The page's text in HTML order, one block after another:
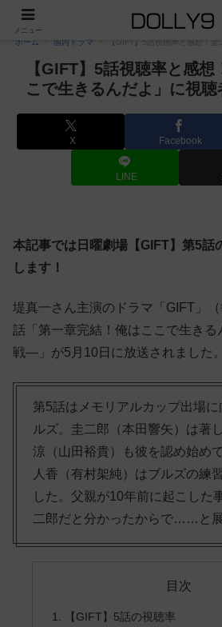
PR
ホーム 国内ドラマ 【GIFT】5話視聴率と感想！
【GIFT】5話視聴率と感想
こで生きるんだよ」に視聴
X Facebook
LINE
本記事では日曜劇場【GIFT】第5話
します！
堤真一さん主演のドラマ「GIFT」
話「第一章完結！俺はここで生き
戦—」が5月10日に放送されました。
第5話はメモリアルカップ出場
ルズ。圭二郎（本田響矢）は著
涼（山田裕貴）も彼を認め始め
人香（有村架純）はブルズの練
した。父親が10年前に起こした
二郎だと分かったからで……と展
目次
【GIFT】5話の視聴率
メニュー